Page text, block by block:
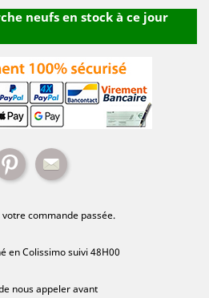
neufs en stock à ce jour
Pinterest
commande passée.
en Colissimo suivi 48H00
nous appeler avant